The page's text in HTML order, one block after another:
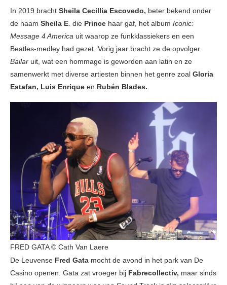
In 2019 bracht Sheila Cecillia Escovedo, beter bekend onder
de naam Sheila E. die Prince haar gaf, het album Iconic:
Message 4 America uit waarop ze funkklassiekers en een
Beatles-medley had gezet. Vorig jaar bracht ze de opvolger
Bailar uit, wat een hommage is geworden aan latin en ze
samenwerkt met diverse artiesten binnen het genre zoal Gloria
Estafan, Luis Enrique en Rubén Blades.
FRED GATA © Cath Van Laere
De Leuvense Fred Gata mocht de avond in het park van De
Casino openen. Gata zat vroeger bij Fabrecollectiv, maar sinds